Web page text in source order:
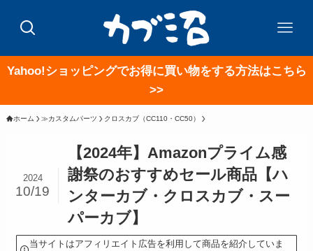
Yahoo!ショッピングでお得に買い物をする方法はこちら
>>
ホーム ≫カスタムパーツ クロスカブ（CC110・CC50）
【2024年】Amazonプライム感
謝祭のおすすめセール商品【ハ
ンターカブ・クロスカブ・スー
パーカブ】
2024
10/19
当サイトはアフィリエイト広告を利用して商品を紹介していま